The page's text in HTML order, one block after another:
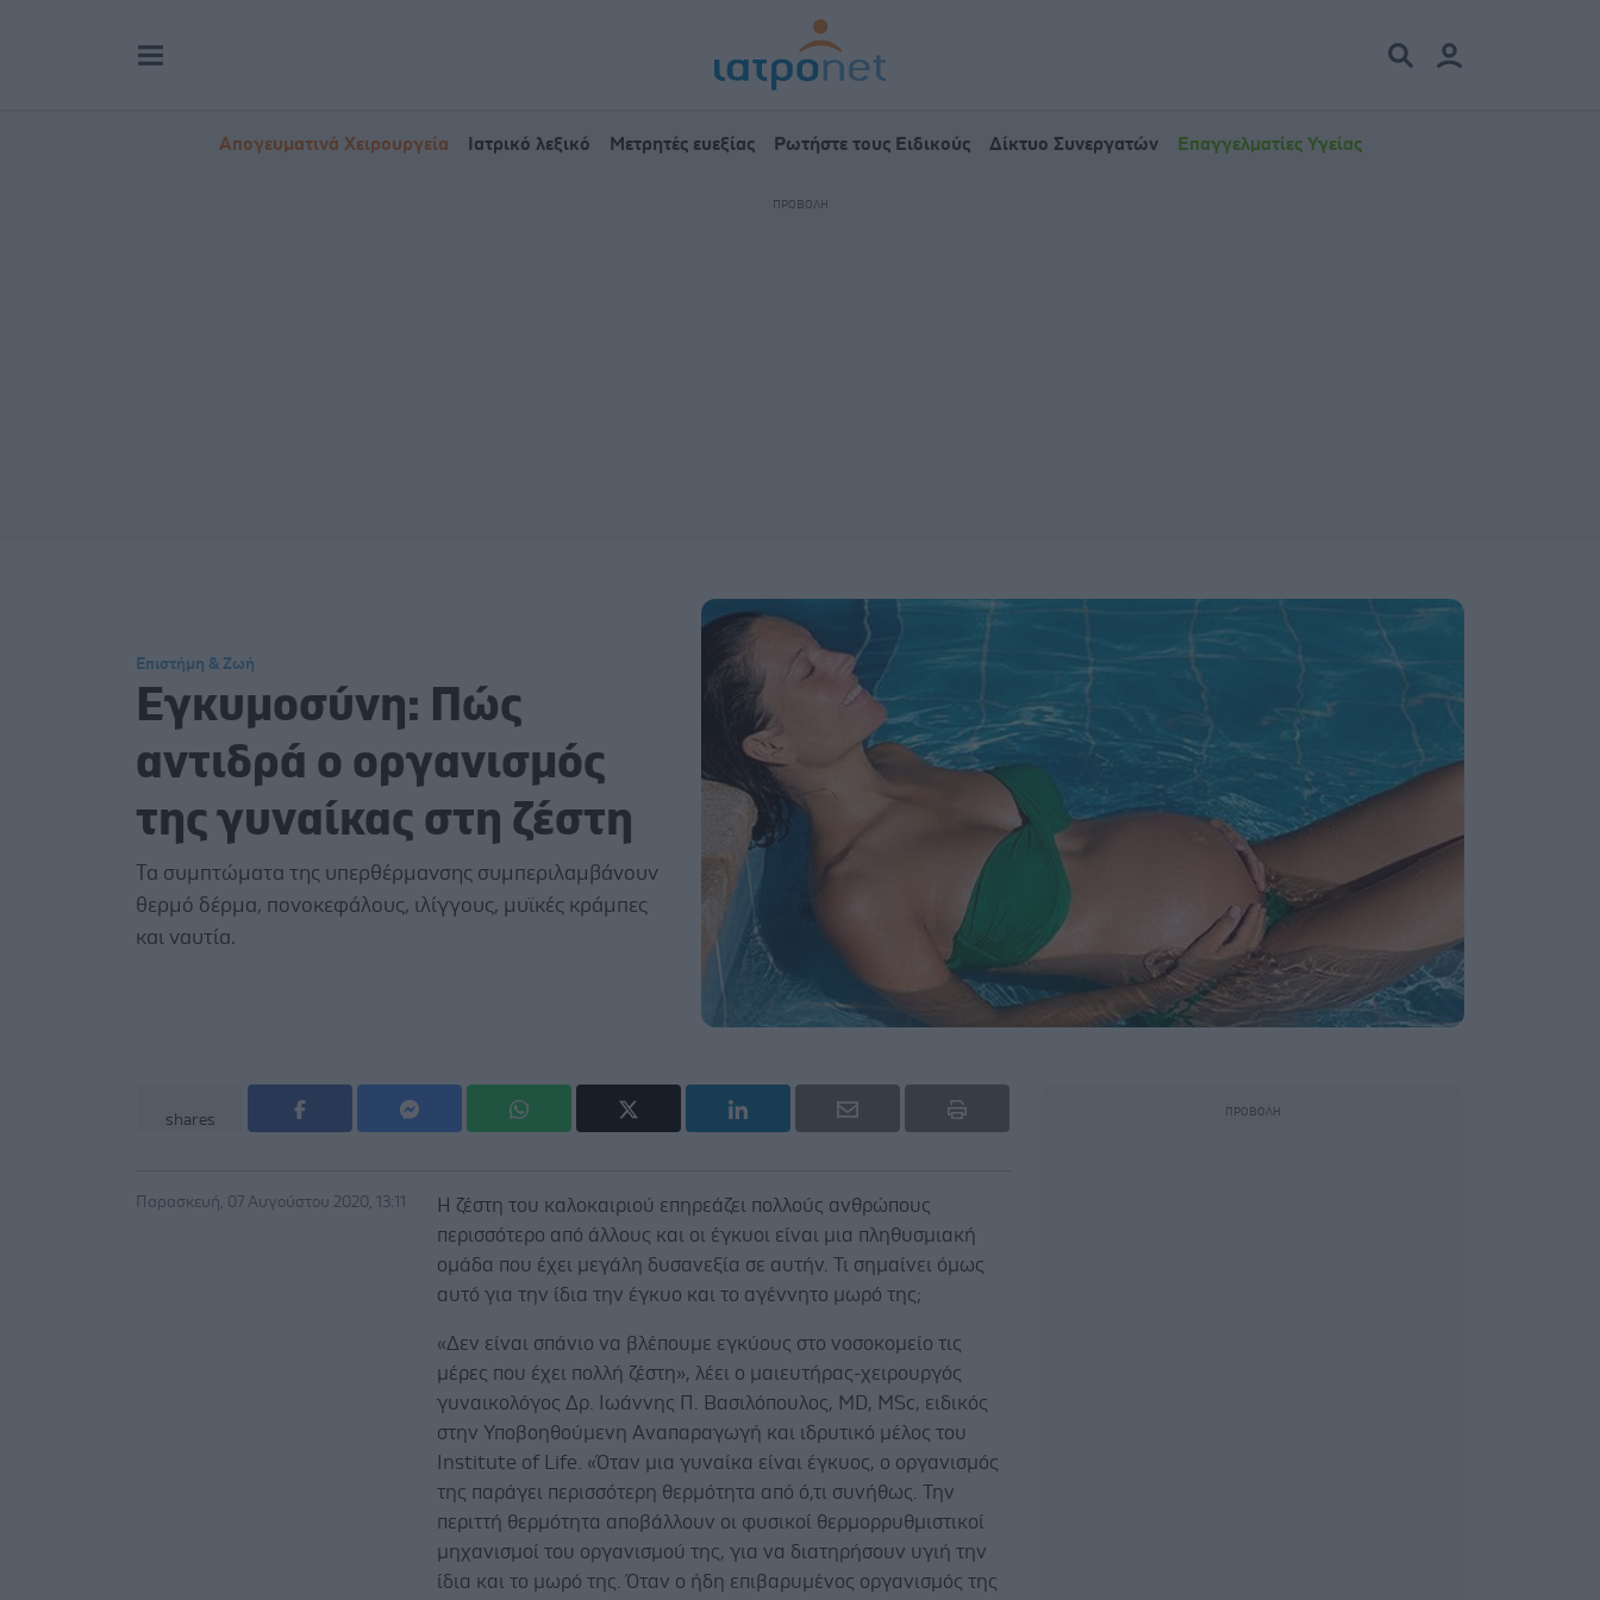
Απογευματινά Χειρουργεία Ιατρικό λεξικό Μετρητές ευεξίας Ρωτήστε τους Ειδικούς Δίκτυο Συνεργατών Επαγγελματίες Υγείας
Επιστήμη & Ζωή
Εγκυμοσύνη: Πώς
αντιδρά ο οργανισμός
της γυναίκας στη ζέστη
Τα συμπτώματα της υπερθέρμανσης συμπεριλαμβάνουν
θερμό δέρμα, πονοκεφάλους, ιλίγγους, μυϊκές κράμπες
και ναυτία.
shares
Παρασκευή, 07 Αυγούστου 2020, 13:11
Η ζέστη του καλοκαιριού επηρεάζει πολλούς ανθρώπους
περισσότερο από άλλους και οι έγκυοι είναι μια πληθυσμιακή
ομάδα που έχει μεγάλη δυσανεξία σε αυτήν. Τι σημαίνει όμως
αυτό για την ίδια την έγκυο και το αγέννητο μωρό της;
«Δεν είναι σπάνιο να βλέπουμε εγκύους στο νοσοκομείο τις
μέρες που έχει πολλή ζέστη», λέει ο μαιευτήρας-χειρουργός
γυναικολόγος Δρ. Ιωάννης Π. Βασιλόπουλος, MD, MSc, ειδικός
στην Υποβοηθούμενη Αναπαραγωγή και ιδρυτικό μέλος του
Institute of Life. «Όταν μια γυναίκα είναι έγκυος, ο οργανισμός
της παράγει περισσότερη θερμότητα από ό,τι συνήθως. Την
περιττή θερμότητα αποβάλλουν οι φυσικοί θερμορρυθμιστικοί
μηχανισμοί του οργανισμού της, για να διατηρήσουν υγιή την
ίδια και το μωρό της. Όταν ο ήδη επιβαρυμένος οργανισμός της